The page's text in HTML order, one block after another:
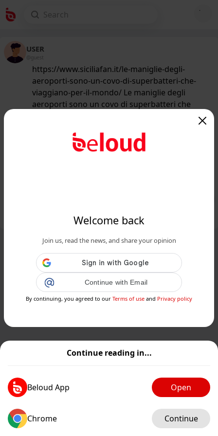
Continue reading in...
Beloud App Open
Chrome Continue
Welcome back
Join us, read the news, and share your opinion
Continue with Email
By continuing, you agreed to our Terms of use and Privacy policy
USER
@guest
https://www.siciliafan.it/le-maniglie-degli-
aeroporti-sono-un-covo-di-superbatteri-che-
viaggiano-per-il-mondo/ Le maniglie degli
aeroporti sono un covo di superbatteri che
194/50
www.siciliafan.it
Le maniglie dei bagni dell'aeroporto?